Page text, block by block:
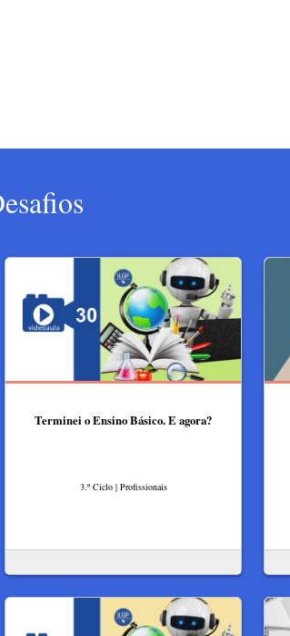
Terminei o Ensino Básico. E agora?
3.º Ciclo | Profissionais